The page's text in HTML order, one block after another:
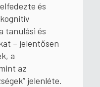
és
tanulási és
– jelentősen
a
az
jelenléte.